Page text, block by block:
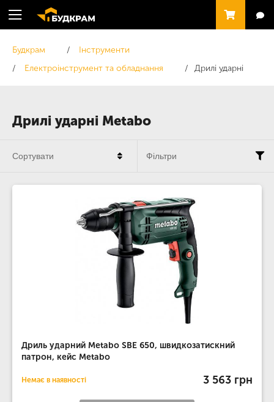
Дрилі ударні Metabo
Будкрам
Інструменти
Електроінструмент та обладнання
Дрилі ударні
Дриль ударний Metabo SBE 650, швидкозатискний
патрон, кейс Metabo
Немає в наявності 3 563 грн
Сортувати Фільтри